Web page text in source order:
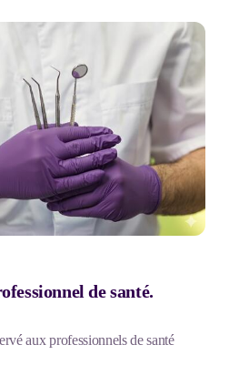
de santé.
aux professionnels de santé